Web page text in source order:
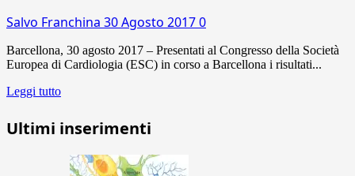
Salvo Franchina 30 Agosto 20170
Barcellona, 30 agosto 2017 – Presentati al Congresso della Società
Europea di Cardiologia (ESC) in corso a Barcellona i risultati...
Leggi tutto
Ultimi inserimenti